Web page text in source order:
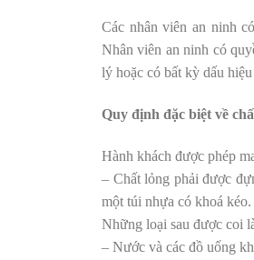
Các nhân viên an ninh
Nhân viên an ninh có
lý hoặc có bất kỳ dấu
Quy định đặc biệt về
Hành khách được phép
– Chất lỏng phải được
một túi nhựa có khoá
Những loại sau được coi
– Nước và các đồ uống